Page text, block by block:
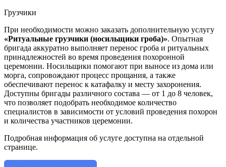
Грузчики
При необходимости можно заказать дополнительную услугу
«Ритуальные грузчики (носильщики гроба)». Опытная
бригада аккуратно выполняет перенос гроба и ритуальных
принадлежностей во время проведения похоронной
церемонии. Носильщики помогают при выносе из дома или
морга, сопровождают процесс прощания, а также
обеспечивают перенос к катафалку и месту захоронения.
Доступны бригады различного состава — от 1 до 8 человек,
что позволяет подобрать необходимое количество
специалистов в зависимости от условий проведения похорон
и количества участников церемонии.
Подробная информация об услуге доступна на отдельной
странице.